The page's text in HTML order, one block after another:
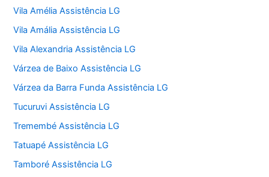
Vila Amélia Assistência LG
Vila Amália Assistência LG
Vila Alexandria Assistência LG
Várzea de Baixo Assistência LG
Várzea da Barra Funda Assistência LG
Tucuruvi Assistência LG
Tremembé Assistência LG
Tatuapé Assistência LG
Tamboré Assistência LG